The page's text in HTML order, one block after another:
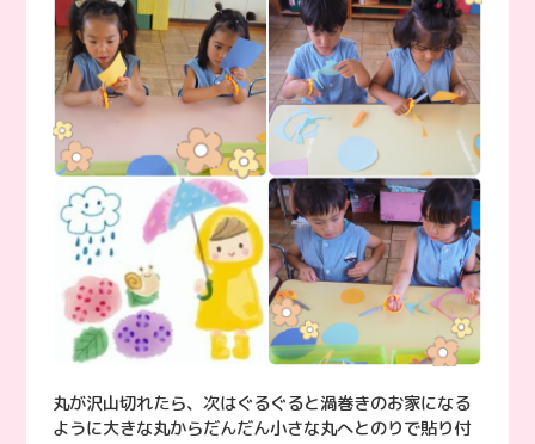
丸が沢山切れたら、次はぐるぐると渦巻きのお家になる
ように大きな丸からだんだん小さな丸へとのりで貼り付